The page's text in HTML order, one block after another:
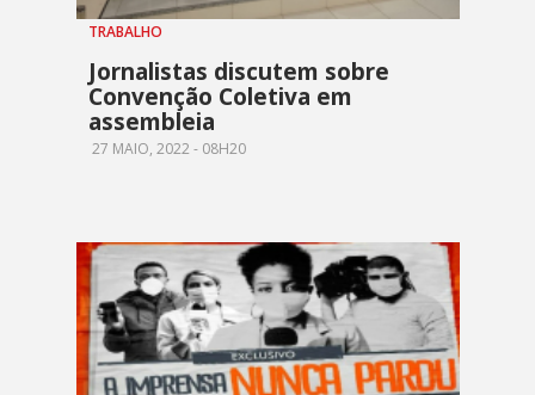
TRABALHO
Jornalistas discutem sobre
Convenção Coletiva em
assembleia
27 MAIO, 2022 - 08H20